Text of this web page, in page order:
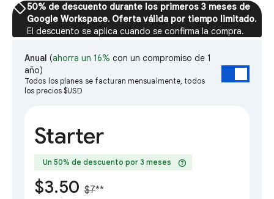
sell50% de descuento durante los primeros 3 meses de
Google Workspace. Oferta válida por tiempo limitado.
El descuento se aplica cuando se confirma la compra.
Anual (ahorra un 16% con un compromiso de 1
año)
Todos los planes se facturan mensualmente, todos
los precios $USD
Starter
Un 50% de descuento por 3 meses help
$3.50 $7**